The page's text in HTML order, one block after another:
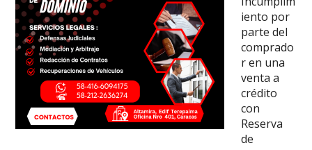
iento por
parte del
comprado
r en una
venta a
crédito
con
Reserva
de